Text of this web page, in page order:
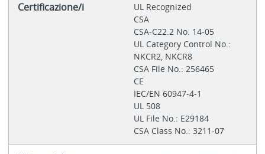
Certificazione/i
UL Recognized
CSA
CSA-C22.2 No. 14-05
UL Category Control No.:
NKCR2, NKCR8
CSA File No.: 256465
CE
IEC/EN 60947-4-1
UL 508
UL File No.: E29184
CSA Class No.: 3211-07